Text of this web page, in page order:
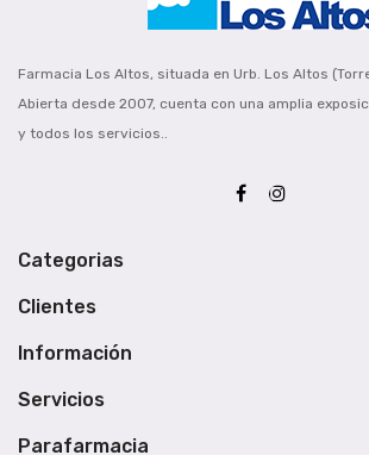
Farmacia Los Altos, situada en Urb. Los Altos
Abierta desde 2007, cuenta con una amplia
y todos los servicios..
Categorias
Clientes
Información
Servicios
Parafarmacia